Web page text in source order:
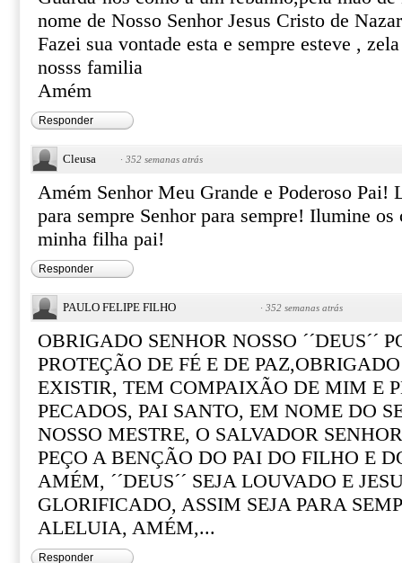
nome de Nosso Senhor Jesus Cristo de
Fazei sua vontade esta e sempre esteve ,
nosss familia
Amém
Responder
Cleusa · 352 semanas atrás
Amém Senhor Meu Grande e Poderoso Pai!
para sempre Senhor para sempre! Ilumine os
minha filha pai!
Responder
PAULO FELIPE FILHO · 352 semanas atrás
OBRIGADO SENHOR NOSSO ´´DEUS´´
PROTEÇÃO DE FÉ E DE
EXISTIR, TEM COMPAIXÃO DE MIM E
PECADOS, PAI SANTO, EM NOME DO
NOSSO MESTRE, O SALVADOR
PEÇO A BENÇÃO DO PAI DO FILHO E
AMÉM, ´´DEUS´´ SEJA LOUVADO E
GLORIFICADO, ASSIM SEJA PARA
ALELUIA, AMÉM,...
Responder